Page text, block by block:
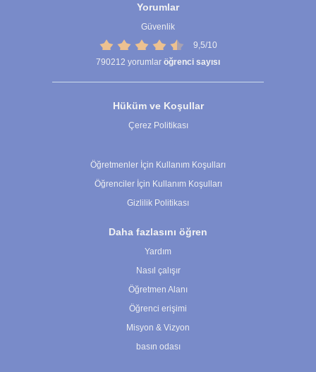
Yorumlar
Güvenlik
9,5/10
790212 yorumlar öğrenci sayısı
Hüküm ve Koşullar
Çerez Politikası
Öğretmenler İçin Kullanım Koşulları
Öğrenciler İçin Kullanım Koşulları
Gizlilik Politikası
Daha fazlasını öğren
Yardım
Nasıl çalışır
Öğretmen Alanı
Öğrenci erişimi
Misyon & Vizyon
basın odası